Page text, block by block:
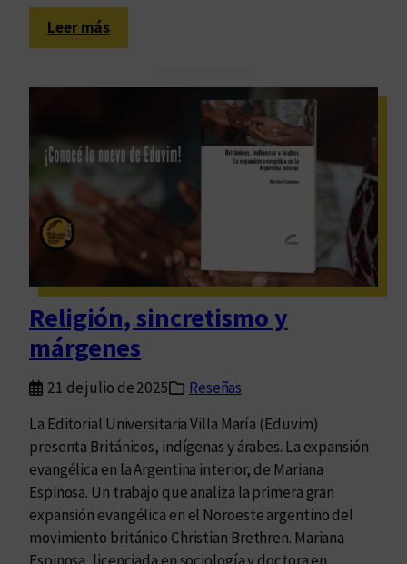
Leer más:
A
ñ
e
n
a
c
m
e
n
t
o
d
e
Religión, sincretismo y
márgenes
21 de julio de 2025
Reseñas
La Editorial Universitaria Villa María (Eduvim)
presenta Británicos, indígenas y árabes. La expansión
evangélica en la Argentina interior, de Mariana
Espinosa. Un trabajo que analiza la primera gran
expansión evangélica en el Noroeste argentino del
movimiento británico Christian Brethren. Mariana